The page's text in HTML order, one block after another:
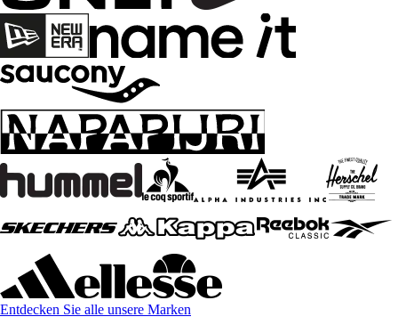
Entdecken Sie alle unsere Marken